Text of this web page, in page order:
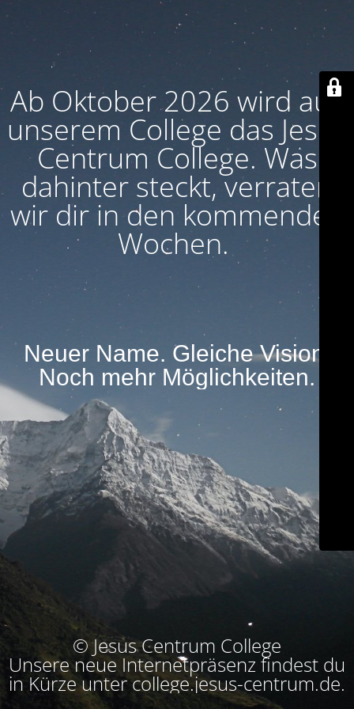
Ab Oktober 2026 wird aus
unserem College das Jesus
Centrum College. Was
dahinter steckt, verraten
wir dir in den kommenden
Wochen.
Neuer Name. Gleiche Vision.
Noch mehr Möglichkeiten.
© Jesus Centrum College
Unsere neue Internetpräsenz findest du
in Kürze unter college.jesus-centrum.de.